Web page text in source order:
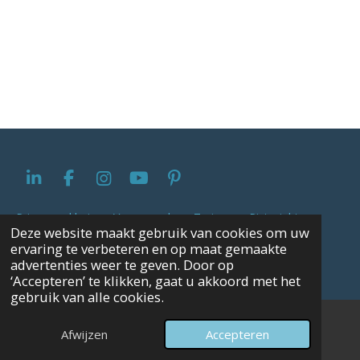
Deze website maakt gebruik van cookies om uw
ervaring te verbeteren en op maat gemaakte
advertenties weer te geven. Door op
‘Accepteren’ te klikken, gaat u akkoord met het
gebruik van alle cookies.
Afwijzen Accepteren
L
n
k
e
d
I
n
F
c
e
b
o
o
k
I
s
t
a
g
r
a
Y
u
T
u
b
e
P
n
t
e
r
e
Privacyverklaring-Voorwaarden-Tarieven-Pictoright
|Bianca Verbeeld © 2024
Powered by
E-mailadres